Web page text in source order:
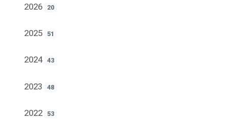
2026 20
2025 51
2024 43
2023 48
2022 53